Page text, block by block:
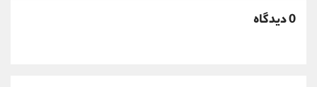
0 دیدگاه